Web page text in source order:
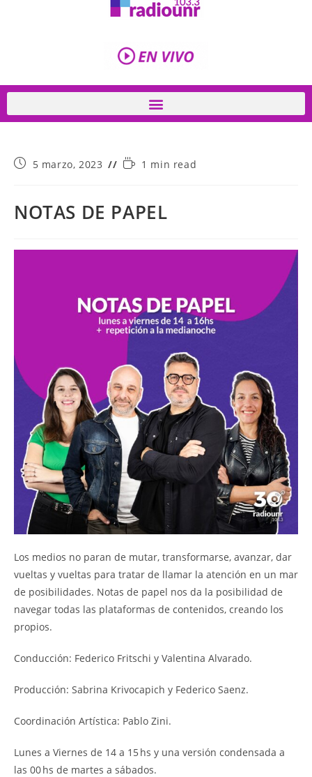
5 marzo, 2023 1 min read
NOTAS DE PAPEL
Los medios no paran de mutar, transformarse, avanzar, dar
vueltas y vueltas para tratar de llamar la atención en un mar
de posibilidades. Notas de papel nos da la posibilidad de
navegar todas las plataformas de contenidos, creando los
propios.
Conducción: Federico Fritschi y Valentina Alvarado.
Producción: Sabrina Krivocapich y Federico Saenz.
Coordinación Artística: Pablo Zini.
Lunes a Viernes de 14 a 15 hs y una versión condensada a
las 00 hs de martes a sábados.